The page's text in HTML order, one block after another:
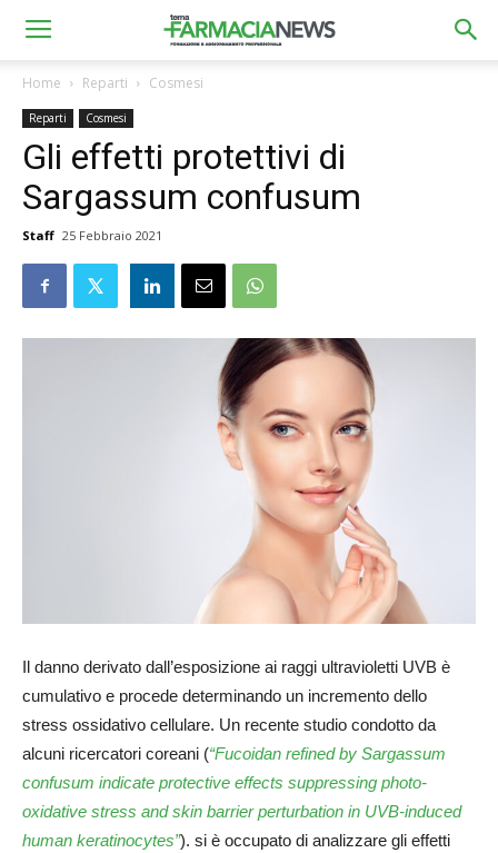
Home Reparti Cosmesi
Reparti Cosmesi
Gli effetti protettivi di
Sargassum confusum
Staff 25 Febbraio 2021
Il danno derivato dall’esposizione ai raggi ultravioletti UVB è
cumulativo e procede determinando un incremento dello
stress ossidativo cellulare. Un recente studio condotto da
alcuni ricercatori coreani (“Fucoidan refined by Sargassum
confusum indicate protective effects suppressing photo-
oxidative stress and skin barrier perturbation in UVB-induced
human keratinocytes”). si è occupato di analizzare gli effetti